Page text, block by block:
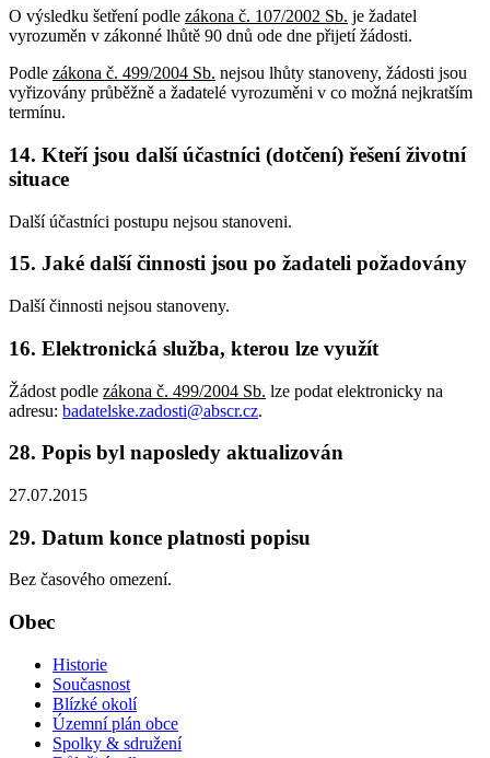
O výsledku šetření podle zákona č. 107/2002 Sb. je žadatel
vyrozuměn v zákonné lhůtě 90 dnů ode dne přijetí žádosti.
Podle zákona č. 499/2004 Sb. nejsou lhůty stanoveny, žádosti jsou
vyřizovány průběžně a žadatelé vyrozuměni v co možná nejkratším
termínu.
14. Kteří jsou další účastníci (dotčení) řešení životní
situace
Další účastníci postupu nejsou stanoveni.
15. Jaké další činnosti jsou po žadateli požadovány
Další činnosti nejsou stanoveny.
16. Elektronická služba, kterou lze využít
Žádost podle zákona č. 499/2004 Sb. lze podat elektronicky na
adresu: badatelske.zadosti@abscr.cz.
28. Popis byl naposledy aktualizován
27.07.2015
29. Datum konce platnosti popisu
Bez časového omezení.
Obec
Historie
Současnost
Blízké okolí
Územní plán obce
Spolky & sdružení